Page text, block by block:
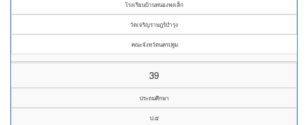
โรงเรียนบ้านหนองพงเล็ก
วัดเจริญราษฎร์บำรุง
คณะจังหวัดนครปฐม
39
ประถมศึกษา
ป.๕